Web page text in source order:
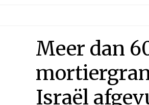
Meer dan
Israël